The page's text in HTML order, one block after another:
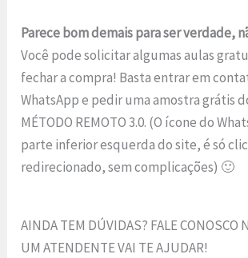
Parece bom demais para ser verdade,
Você pode solicitar algumas aulas
fechar a compra! Basta entrar em
WhatsApp e pedir uma amostra grátis
MÉTODO REMOTO 3.0. (O ícone do
parte inferior esquerda do site, é só
redirecionado, sem complicações) 🙂
AINDA TEM DÚVIDAS? FALE CONOSCO
UM ATENDENTE VAI TE AJUDAR!